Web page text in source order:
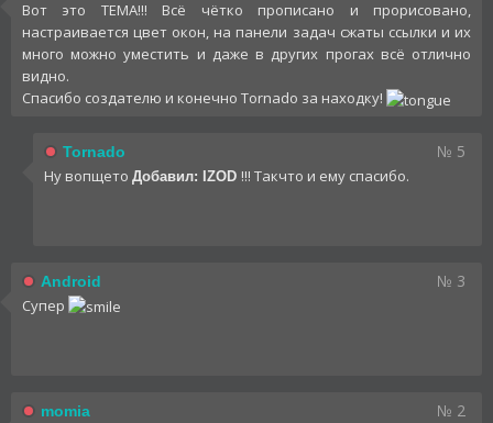
Вот это ТЕМА!!! Всё чётко прописано и прорисовано,
настраивается цвет окон, на панели задач сжаты ссылки и их
много можно уместить и даже в других прогах всё отлично
видно.
Спасибо создателю и конечно Tornado за находку!
Tornado № 5
Ну вопщето Добавил: IZOD !!! Такчто и ему спасибо.
Android № 3
Супер
momia № 2